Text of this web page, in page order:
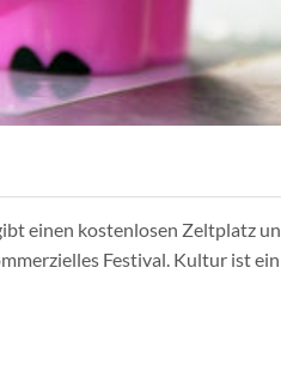
einen kostenlosen Zeltplatz
Festival. Kultur ist